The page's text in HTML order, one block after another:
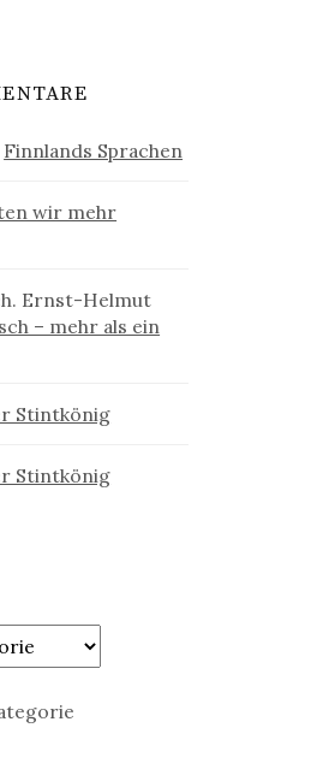
Finnlands Sprachen
wir mehr
Ernst-Helmut
– mehr als ein
Stintkönig
Stintkönig